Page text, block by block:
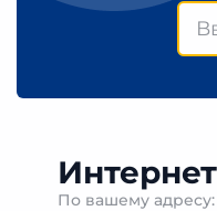
По вашему